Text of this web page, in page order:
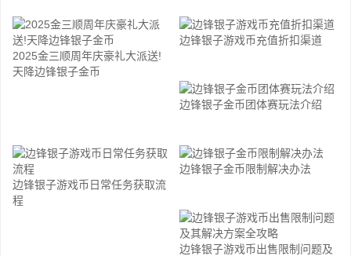
2025金三顺周年庆豪礼大派送!
天降边锋银子金币
边锋银子游戏币充值折扣渠道
边锋银子金币团体赛玩法介绍
边锋银子游戏币日常任务获取流
程
边锋银子金币限制解决办法
边锋银子游戏币出售限制问题及